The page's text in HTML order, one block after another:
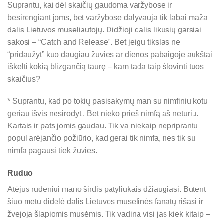
Suprantu, kai dėl skaičių gaudoma varžybose ir
besirengiant joms, bet varžybose dalyvauja tik labai maža
dalis Lietuvos museliautojų. Didžioji dalis likusių garsiai
sakosi – “Catch and Release”. Bet jeigu tikslas ne
“pridaužyt” kuo daugiau žuvies ar dienos pabaigoje aukštai
iškelti kokią blizgančią taurę – kam tada taip šlovinti tuos
skaičius?
* Suprantu, kad po tokių pasisakymų man su nimfiniu kotu
geriau išvis nesirodyti. Bet nieko prieš nimfą aš neturiu.
Kartais ir pats jomis gaudau. Tik va niekaip nepriprantu
populiarėjančio požiūrio, kad gerai tik nimfa, nes tik su
nimfa pagausi tiek žuvies.
Ruduo
Atėjus rudeniui mano širdis patyliukais džiaugiasi. Būtent
šiuo metu didelė dalis Lietuvos muselinės fanatų rišasi ir
žvejoja šlapiomis musėmis. Tik vadina visi jas kiek kitaip –